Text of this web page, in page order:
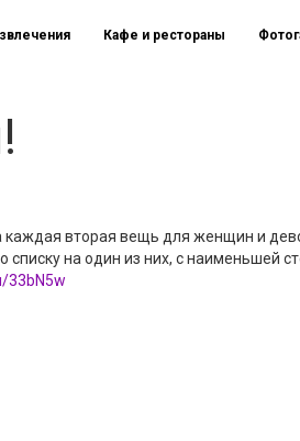
Кафе и рестораны
каждая вторая вещь для женщин и
списку на один из них, с наименьшей
33bN5w